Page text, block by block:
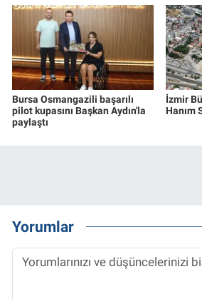
Bursa Osmangazili başarılı
pilot kupasını Başkan Aydın'la
paylaştı
İzmir
Hanım
Yorumlar